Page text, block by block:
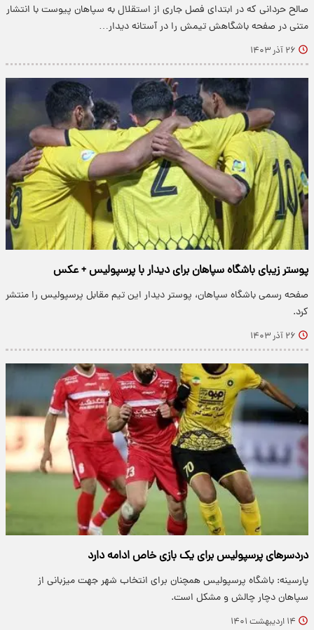
صالح حردانی که در ابتدای فصل جاری از استقلال به سپاهان پیوست با انتشار
متنی در صفحه باشگاهش تیمش را در آستانه دیدار…
۲۶ آذر ۱۴۰۳
پوستر زیبای باشگاه سپاهان برای دیدار با پرسپولیس + عکس
صفحه رسمی باشگاه سپاهان، پوستر دیدار این تیم مقابل پرسپولیس را منتشر
کرد.
۲۶ آذر ۱۴۰۳
دردسرهای پرسپولیس برای یک بازی خاص ادامه دارد
پارسینه: باشگاه پرسپولیس همچنان برای انتخاب شهر جهت میزبانی از
سپاهان دچار چالش و مشکل است.
۱۴ اردیبهشت ۱۴۰۱